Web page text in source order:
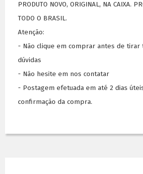
PRODUTO NOVO, ORIGINAL, NA CAIXA.
TODO O BRASIL.
Atenção:
- Não clique em comprar antes de tirar
dúvidas
- Não hesite em nos contatar
- Postagem efetuada em até 2 dias
confirmação da compra.